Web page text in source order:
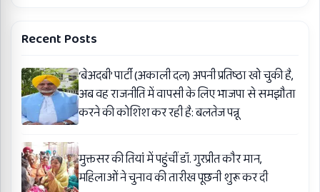
Recent Posts
‘बेअदबी’ पार्टी (अकाली दल) अपनी प्रतिष्ठा खो चुकी है,
अब वह राजनीति में वापसी के लिए भाजपा से समझौता
करने की कोशिश कर रही है: बलतेज पन्नू
मुक्तसर की तियां में पहुंचीं डॉ. गुरप्रीत कौर मान,
महिलाओं ने चुनाव की तारीख पूछनी शुरू कर दी